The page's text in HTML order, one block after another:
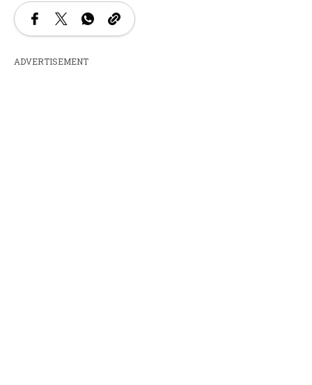
ADVERTISEMENT